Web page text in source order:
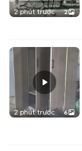
2 phút trước 2
2 phút trước 6